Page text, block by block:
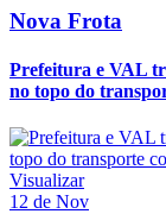
Nova Frota
Prefeitura e VAL
no topo do
Visualizar
12 de Nov